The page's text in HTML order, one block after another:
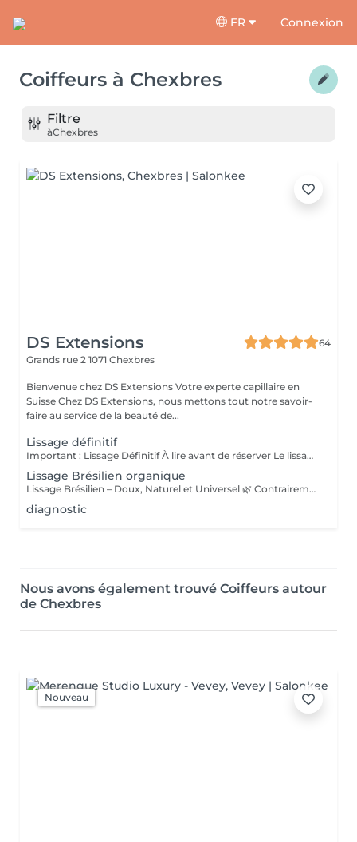
FR Connexion
Coiffeurs à Chexbres
Filtre
àChexbres
DS Extensions
64
Grands rue 2 1071 Chexbres
Bienvenue chez DS Extensions Votre experte capillaire en
Suisse Chez DS Extensions, nous mettons tout notre savoir-
faire au service de la beauté de...
Lissage définitif
Important : Lissage Définitif À lire avant de réserver Le lissage définitif est très différent du lissage brésilien. Avec cette technique, vos cheveux ressortent extrêmement lisses dès la sortie de la douche, sans besoin de brushing. Cependant, le produit utilisé, la chaleur appliquée et la compatibilité avec votre type de cheveux ou vos antécédents chimiques (colorations, mèches, décolorations, etc.) peuvent varier. C'est pourquoi je vous recommande fortement de me contacter avant de réserver ce service. Cela me permettra d'évaluer si cette méthode est adaptée à vos cheveux et de vous conseiller au mieux.
Lissage Brésilien organique
Lissage Brésilien – Doux, Naturel et Universel 🌿 Contrairement aux autres types de lissages, le lissage brésilien organique sans formol est 100 % compatible avec tous les types de cheveux et toutes les techniques précédentes (coloration, mèches, décoloration, etc.). Ce soin lissant nourrit, renforce et détend la fibre capillaire sans l’abîmer. ✨ Bonne nouvelle : tout le monde peut en profiter ! ✔️ À partir de 12 ans ✔️ Convient aux femmes enceintes et allaitantes* 💬 Pour toute question, n’hésitez pas à me contacter avant votre rendez-vous ! *Sous accord médical recommandé par précaution.
diagnostic
Nous avons également trouvé Coiffeurs autour
de Chexbres
Nouveau